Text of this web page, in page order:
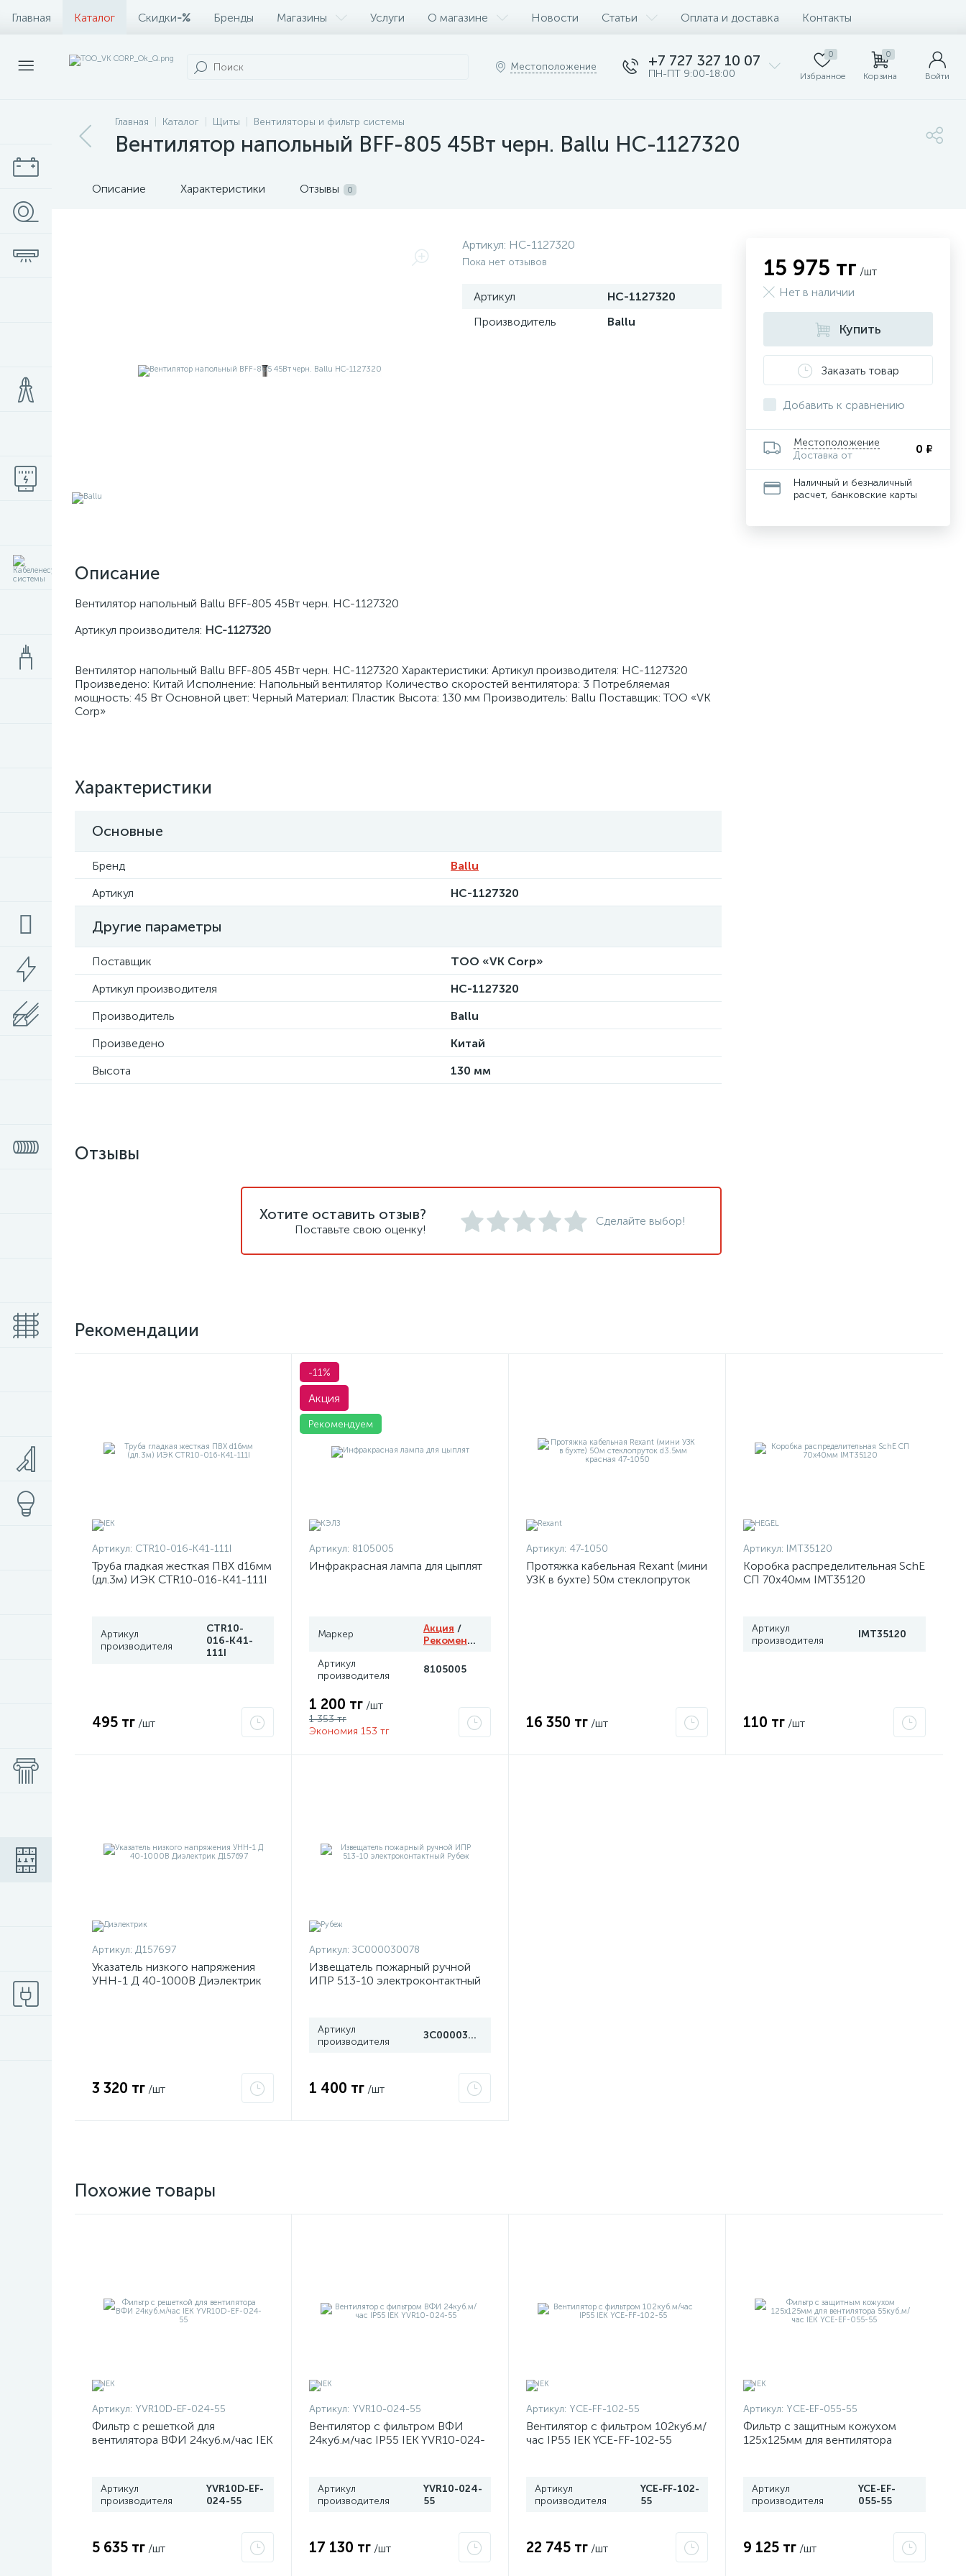
Главная Каталог Скидки-% Бренды Магазины Услуги О магазине Новости Статьи Оплата и доставка Контакты
Местоположение +7 727 327 10 07
ПН-ПТ 9:00-18:00
0
Избранное
0
Корзина Войти
Главная Каталог Щиты Вентиляторы и фильтр системы
Вентилятор напольный BFF-805 45Вт черн. Ballu НС-1127320
Описание Характеристики Отзывы 0
Артикул: НС-1127320
Пока нет отзывов
Артикул
НС-1127320
Производитель
Ballu
Описание
Вентилятор напольный Ballu BFF-805 45Вт черн. НС-1127320
Артикул производителя: НС-1127320
Вентилятор напольный Ballu BFF-805 45Вт черн. НС-1127320 Характеристики: Артикул производителя: НС-1127320
Произведено: Китай Исполнение: Напольный вентилятор Количество скоростей вентилятора: 3 Потребляемая
мощность: 45 Вт Основной цвет: Черный Материал: Пластик Высота: 130 мм Производитель: Ballu Поставщик: ТОО «VK
Corp»
Характеристики
Основные
Бренд
Ballu
Артикул
НС-1127320
Другие параметры
Поставщик
ТОО «VK Corp»
Артикул производителя
НС-1127320
Производитель
Ballu
Произведено
Китай
Высота
130 мм
15 975 тг /шт
Нет в наличии
Купить
Заказать товар
Добавить к сравнению
Местоположение
Доставка от
0 ₽
Наличный и безналичный
расчет, банковские карты
Отзывы
Хотите оставить отзыв?
Поставьте свою оценку!
Сделайте выбор!
Рекомендации
Артикул: CTR10-016-K41-111I
Труба гладкая жесткая ПВХ d16мм
(дл.3м) ИЭК CTR10-016-K41-111I
Артикул
производителя
CTR10-
016-K41-
111I
495 тг /шт
-11%
Акция
Рекомендуем
Артикул: 8105005
Инфракрасная лампа для цыплят
Маркер Акция /
Рекомендуем
Артикул
производителя
8105005
1 200 тг /шт
1 353 тг
Экономия 153 тг
Артикул: 47-1050
Протяжка кабельная Rexant (мини
УЗК в бухте) 50м стеклопруток
16 350 тг /шт
Артикул: IMT35120
Коробка распределительная SchE
СП 70х40мм IMT35120
Артикул
производителя
IMT35120
110 тг /шт
Артикул: Д157697
Указатель низкого напряжения
УНН-1 Д 40-1000В Диэлектрик
3 320 тг /шт
Артикул: ЗС000030078
Извещатель пожарный ручной
ИПР 513-10 электроконтактный
Артикул
производителя
ЗС000030078
1 400 тг /шт
Похожие товары
Артикул: YVR10D-EF-024-55
Фильтр с решеткой для
вентилятора ВФИ 24куб.м/час IEK
Артикул
производителя
YVR10D-EF-
024-55
5 635 тг /шт
Артикул: YVR10-024-55
Вентилятор с фильтром ВФИ
24куб.м/час IP55 IEK YVR10-024-
Артикул
производителя
YVR10-024-
55
17 130 тг /шт
Артикул: YCE-FF-102-55
Вентилятор с фильтром 102куб.м/
час IP55 IEK YCE-FF-102-55
Артикул
производителя
YCE-FF-102-
55
22 745 тг /шт
Артикул: YCE-EF-055-55
Фильтр с защитным кожухом
125х125мм для вентилятора
Артикул
производителя
YCE-EF-
055-55
9 125 тг /шт